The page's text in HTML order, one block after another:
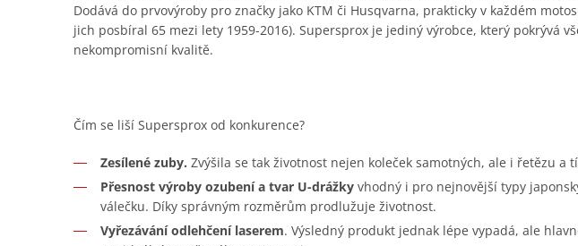
Dodává do prvovýroby pro značky jako KTM či Husqvarna, prakticky v každém
jich posbíral 65 mezi lety 1959-2016). Supersprox je jediný výrobce, který pokrývá
nekompromisní kvalitě.
Čím se liší Supersprox od konkurence?
Zesílené zuby. Zvýšila se tak životnost nejen koleček samotných, ale i řetězu a
Přesnost výroby ozubení a tvar U-drážky vhodný i pro nejnovější typy
válečku. Díky správným rozměrům prodlužuje životnost.
Vyřezávání odlehčení laserem. Výsledný produkt jednak lépe vypadá, ale